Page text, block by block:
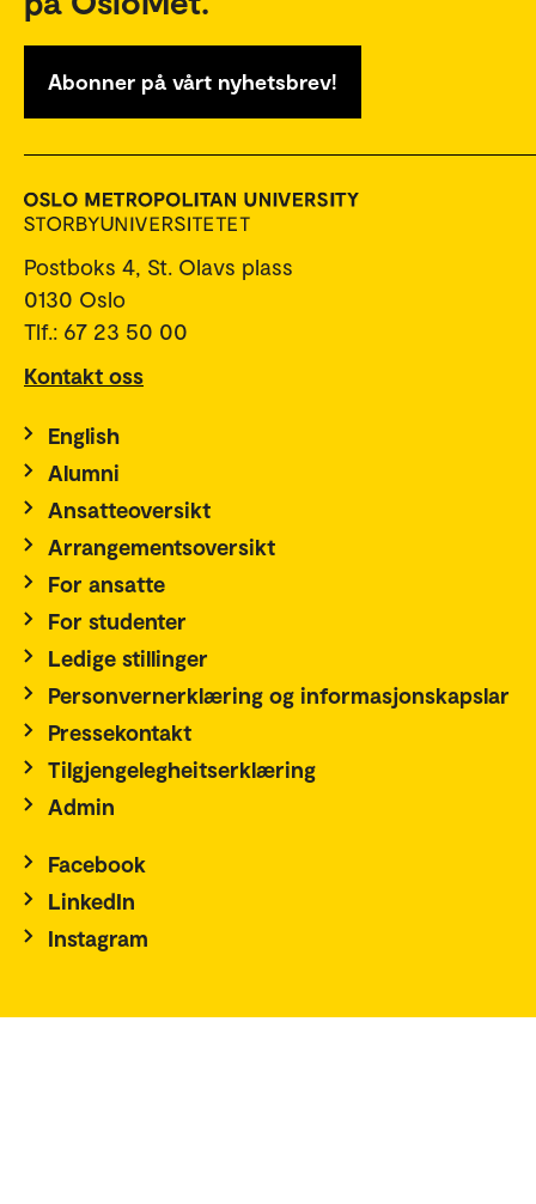
Abonner på vårt nyhetsbrev!
Postboks 4, St. Olavs plass
0130 Oslo
Tlf.: 67 23 50 00
Kontakt oss
English
Alumni
Ansatteoversikt
Arrangementsoversikt
For ansatte
For studenter
Ledige stillinger
Personvernerklæring og informasjonskapslar
Pressekontakt
Tilgjengelegheitserklæring
Admin
Facebook
LinkedIn
Instagram